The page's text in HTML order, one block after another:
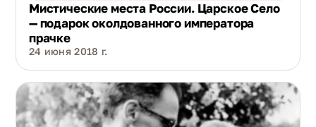
Мистические места России. Царское Село
— подарок околдованного императора
прачке
24 июня 2018 г.